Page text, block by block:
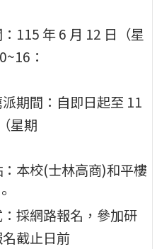
115 年 6 月 12 日（星
：
期間：自即日起至 11
星期
本校(士林高商)和平樓
採網路報名，參加研
截止日前